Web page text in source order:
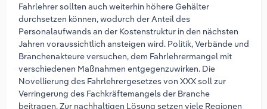
Fahrlehrer sollten auch weiterhin höhere Gehälter
durchsetzen können, wodurch der Anteil des
Personalaufwands an der Kostenstruktur in den nächsten
Jahren voraussichtlich ansteigen wird. Politik, Verbände und
Branchenakteure versuchen, dem Fahrlehrermangel mit
verschiedenen Maßnahmen entgegenzuwirken. Die
Novellierung des Fahrlehrergesetzes von XXX soll zur
Verringerung des Fachkräftemangels der Branche
beitragen. Zur nachhaltigen Lösung setzen viele Regionen